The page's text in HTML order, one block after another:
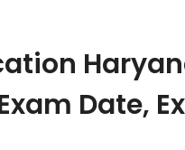
Date,